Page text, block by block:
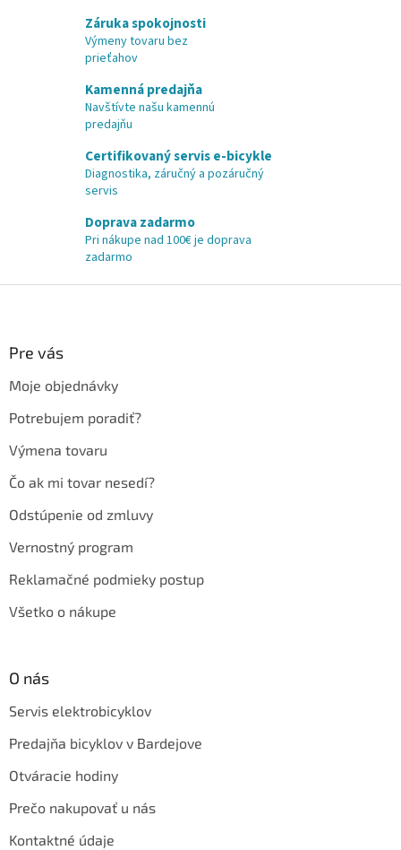
Záruka spokojnosti
Výmeny tovaru bez
prieťahov
Kamenná predajňa
Navštívte našu kamennú
predajňu
Certifikovaný servis e-bicykle
Diagnostika, záručný a pozáručný
servis
Doprava zadarmo
Pri nákupe nad 100€ je doprava
zadarmo
Pre vás
Moje objednávky
Potrebujem poradiť?
Výmena tovaru
Čo ak mi tovar nesedí?
Odstúpenie od zmluvy
Vernostný program
Reklamačné podmieky postup
Všetko o nákupe
O nás
Servis elektrobicyklov
Predajňa bicyklov v Bardejove
Otváracie hodiny
Prečo nakupovať u nás
Kontaktné údaje